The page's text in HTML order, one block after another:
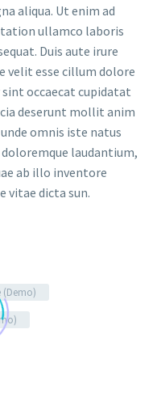
aliqua. Ut enim ad
ullamco laboris
Duis aute irure
velit esse cillum dolore
occaecat cupidatat
deserunt mollit anim
omnis iste natus
laudantium,
ab illo inventore
vitae dicta sun.
(Demo)